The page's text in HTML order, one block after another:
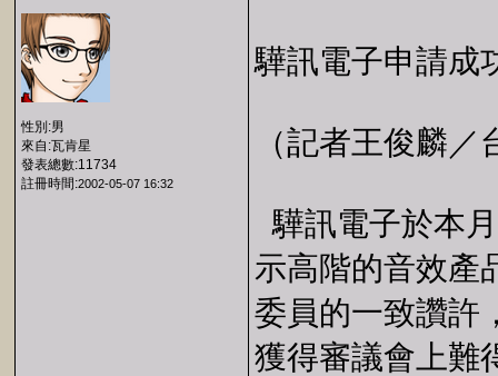
性別:男
來自:瓦肯星
發表總數:11734
註冊時間:2002-05-07 16:32
驊訊電子申請成
（記者王俊麟
驊訊電子於本
示高階的音效產
委員的一致讚許
獲得審議會上難